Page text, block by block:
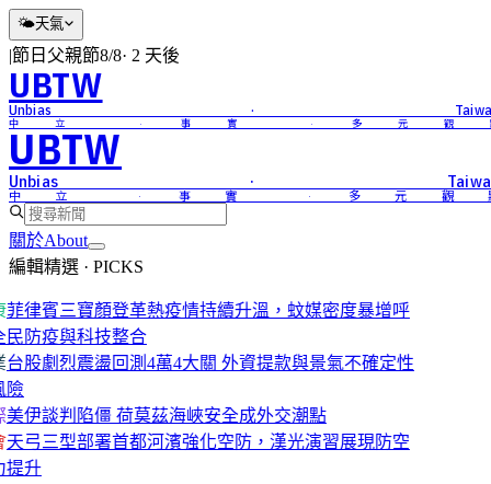
🌤天氣
|節日 父親節8/8· 2 天後
UBTW
Unbias ·
中立 · 事實 · 多元觀
UBTW
Unbias ·
中立 · 事實 · 多元觀
關於About
編輯精選 · PICKS
菲律賓三寶顏登革熱疫情持續升溫，蚊媒密度暴增呼
民防疫與科技整合
台股劇烈震盪回測4萬4大關 外資提款與景氣不確定性
險
美伊談判陷僵 荷莫茲海峽安全成外交潮點
天弓三型部署首都河濱強化空防，漢光演習展現防空
提升